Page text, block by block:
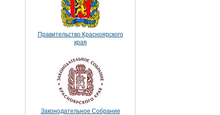
Правительство Красноярского
края
Законодательное Собрание